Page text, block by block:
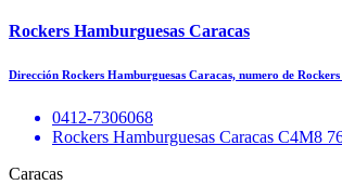
Rockers Hamburguesas Caracas
Dirección Rockers Hamburguesas Caracas, numero de
0412-7306068
Rockers Hamburguesas Caracas C4M8
Caracas